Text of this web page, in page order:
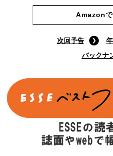
Amazonで
次回予告
バックナ